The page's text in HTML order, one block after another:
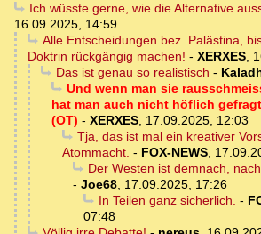
Ich wüsste gerne, wie die Alternative
16.09.2025, 14:59
Alle Entscheidungen bez. Palästina,
Doktrin rückgängig machen! - XERXES,
Das ist genau so realistisch -
Und wenn man sie
hat man auch nicht höflich
(OT) - XERXES, 17.09.2025, 12:03
Tja, das ist mal ein kreativer
Atommacht. - FOX-NEWS,
Der Westen ist demnach,
- Joe68, 17.09.2025, 17:26
In Teilen ganz sicherlich. -
07:48